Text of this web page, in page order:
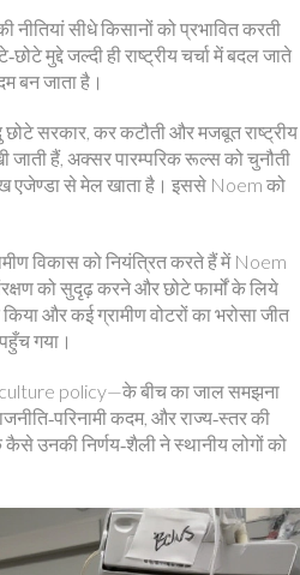
नीतियां सीधे किसानों को प्रभावित करती
मुद्दे जल्दी ही राष्ट्रीय चर्चा में बदल जाते
बन जाता है।
छोटे सरकार, कर कटौती और मजबूत राष्ट्रीय
जाती हैं, अक्सर पारम्परिक रूल्स को चुनौती
एजेण्डा से मेल खाता है। इससे Noem को
विकास को नियंत्रित करते हैंमें Noem
को सुदृढ़ करने और छोटे फार्मों के लिये
और कई ग्रामीण वोटरों का भरोसा जीत
गया।
policy—के बीच का जाल समझना
कदम, और राज्य‑स्तर की
उनकी निर्णय‑शैली ने स्थानीय लोगों को